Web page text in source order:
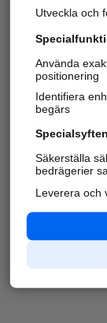
Utveckla och
Använda
positionering
Identifiera
begärs
Specialsyften
Säkerställa
bedrägerier
Leverera och